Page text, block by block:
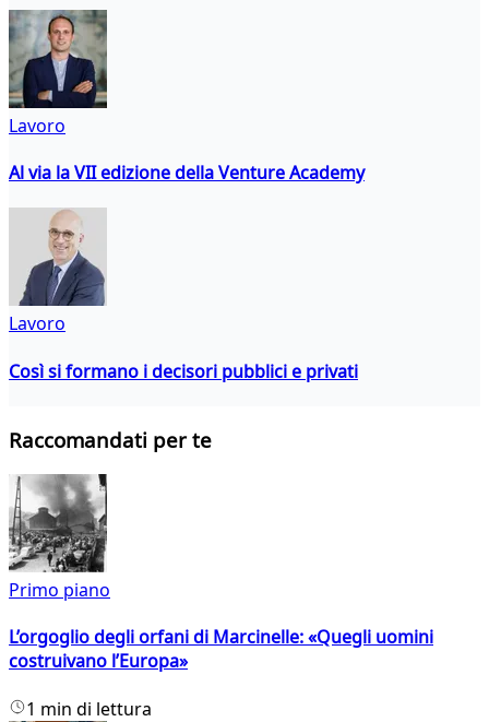
Lavoro
Al via la VII edizione della Venture Academy
Lavoro
Così si formano i decisori pubblici e privati
Raccomandati per te
Primo piano
L’orgoglio degli orfani di Marcinelle: «Quegli uomini
costruivano l’Europa»
1 min di lettura